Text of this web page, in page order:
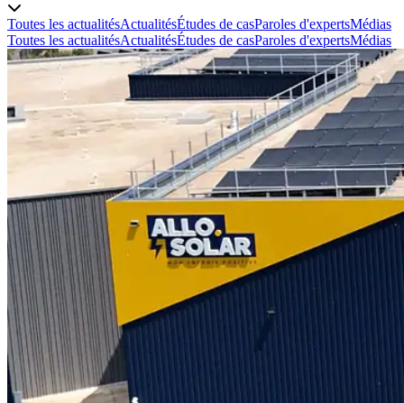
Toutes les actualitésActualitésÉtudes de casParoles d'expertsMédias
Toutes les actualitésActualitésÉtudes de casParoles d'expertsMédias